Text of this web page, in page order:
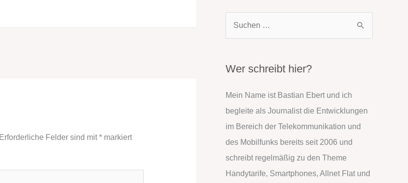
Erforderliche Felder sind mit*markiert
h
n
n
a
c
h
:
Wer schreibt hier?
Mein Name ist Bastian Ebert und ich
begleite als Journalist die Entwicklungen
im Bereich der Telekommunikation und
des Mobilfunks bereits seit 2006 und
schreibt regelmäßig zu den Theme
Handytarife, Smartphones, Allnet Flat und